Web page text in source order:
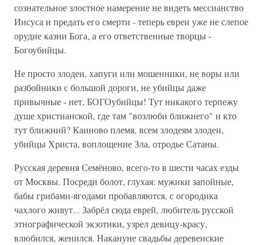
сознательное злостное намерение не видеть мессианство
Иисуса и предать его смерти - теперь евреи уже не слепое
орудие казни Бога, а его ответственные творцы -
Богоубийцы.
Не просто злодеи, хапуги или мошенники, не воры или
разбойники с большой дороги, не убийцы даже
привычные - нет, БОГОубийцы! Тут никакого терпежу
душе христианской, где там "возлюби ближнего" и кто
тут ближний? Каиново племя, всем злодеям злодеи,
убийцы Христа, воплощение Зла, отродье Сатаны.
Русская деревня Семёново, всего-то в шести часах езды
от Москвы. Посреди болот, глухая: мужики запойные,
бабы грибами-ягодами пробавляются, с огородика
чахлого живут... Забрёл сюда еврей, любитель русской
этнографической экзотики, узрел девицу-красу,
влюбился, женился. Накануне свадьбы деревенские